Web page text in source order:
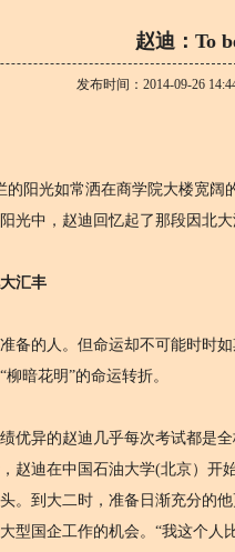
赵迪：To
发布时间： 2014-09-26
光如常洒在商学院大楼宽阔
光中，赵迪回忆起了那段因北
汇丰
的人。但命运却不可能时时如
暗花明”的命运转折。
异的赵迪几乎每次考试都是全
赵迪在中国石油大学(北京）开
。到大二时，准备日渐充分的
型国企工作的机会。“我这个